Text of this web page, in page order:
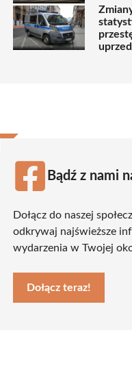
Bądź z nami
Dołącz do naszej
odkrywaj najświeższe
wydarzenia w Twojej
Dołącz teraz!